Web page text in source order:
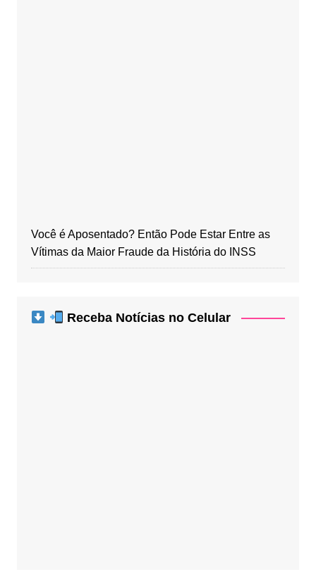
Você é Aposentado? Então Pode Estar Entre as
Vítimas da Maior Fraude da História do INSS
Receba Notícias no Celular